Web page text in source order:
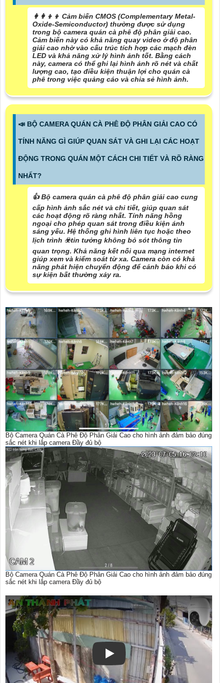
👩‍👩‍👦‍👦 Cảm biến CMOS (Complementary Metal-
Oxide-Semiconductor) thường được sử dụng
trong bộ camera quán cà phê độ phân giải cao.
Cảm biến này có khả năng quay video ở độ phân
giải cao nhờ vào cấu trúc tích hợp các mạch đèn
LED và khả năng xử lý hình ảnh tốt. Bằng cách
này, camera có thể ghi lại hình ảnh rõ nét và chất
lượng cao, tạo điều kiện thuận lợi cho quán cà
phê trong việc quảng cáo và chia sẻ hình ảnh.
📣 BỘ CAMERA QUÁN CÀ PHÊ ĐỘ PHÂN GIẢI CAO CÓ
TÍNH NĂNG GÌ GIÚP QUAN SÁT VÀ GHI LẠI CÁC HOẠT
ĐỘNG TRONG QUÁN MỘT CÁCH CHI TIẾT VÀ RÕ RÀNG
NHẤT?
👍 Bộ camera quán cà phê độ phân giải cao cung
cấp hình ảnh sắc nét và chi tiết, giúp quan sát
các hoạt động rõ ràng nhất. Tính năng hồng
ngoại cho phép quan sát trong điều kiện ánh
sáng yếu. Hệ thống ghi hình liên tục hoặc theo
lịch trình ☣️tin tưởng không bỏ sót thông tin
quan trọng. Khả năng kết nối qua mạng internet
giúp xem và kiểm soát từ xa. Camera còn có khả
năng phát hiện chuyển động để cảnh báo khi có
sự kiện bất thường xảy ra.
Bộ Camera Quán Cà Phê Độ Phân Giải Cao cho hình ảnh đảm bảo đúng
sắc nét khi lắp camera Đầy đủ bộ
Bộ Camera Quán Cà Phê Độ Phân Giải Cao cho hình ảnh đảm bảo đúng
sắc nét khi lắp camera Đầy đủ bộ
Xem video Bộ Camera Quán Cà Phê